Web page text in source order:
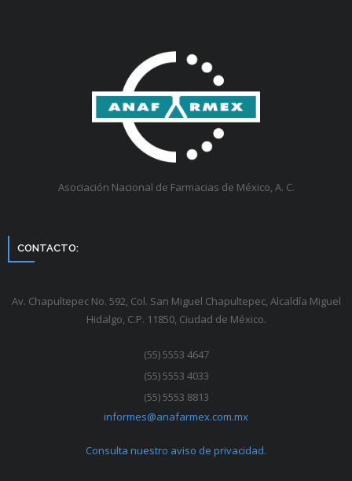
Asociación Nacional de Farmacias de México, A. C.
CONTACTO:
Av. Chapultepec No. 592, Col. San Miguel Chapultepec, Alcaldía Miguel
Hidalgo, C.P. 11850, Ciudad de México.
(55) 5553 4647
(55) 5553 4033
(55) 5553 8813
informes@anafarmex.com.mx
Consulta nuestro aviso de privacidad.